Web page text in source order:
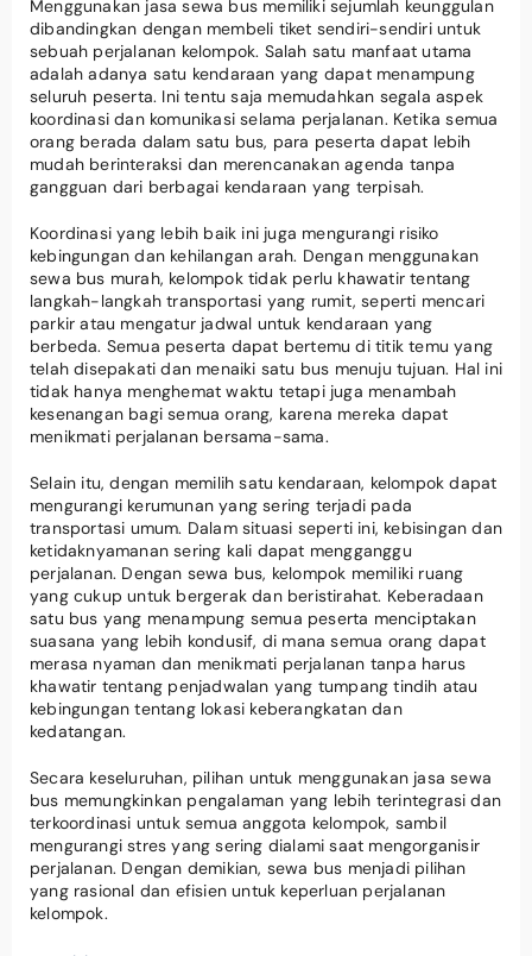
Menggunakan jasa sewa bus memiliki sejumlah keunggulan
dibandingkan dengan membeli tiket sendiri-sendiri untuk
sebuah perjalanan kelompok. Salah satu manfaat utama
adalah adanya satu kendaraan yang dapat menampung
seluruh peserta. Ini tentu saja memudahkan segala aspek
koordinasi dan komunikasi selama perjalanan. Ketika semua
orang berada dalam satu bus, para peserta dapat lebih
mudah berinteraksi dan merencanakan agenda tanpa
gangguan dari berbagai kendaraan yang terpisah.
Koordinasi yang lebih baik ini juga mengurangi risiko
kebingungan dan kehilangan arah. Dengan menggunakan
sewa bus murah, kelompok tidak perlu khawatir tentang
langkah-langkah transportasi yang rumit, seperti mencari
parkir atau mengatur jadwal untuk kendaraan yang
berbeda. Semua peserta dapat bertemu di titik temu yang
telah disepakati dan menaiki satu bus menuju tujuan. Hal ini
tidak hanya menghemat waktu tetapi juga menambah
kesenangan bagi semua orang, karena mereka dapat
menikmati perjalanan bersama-sama.
Selain itu, dengan memilih satu kendaraan, kelompok dapat
mengurangi kerumunan yang sering terjadi pada
transportasi umum. Dalam situasi seperti ini, kebisingan dan
ketidaknyamanan sering kali dapat mengganggu
perjalanan. Dengan sewa bus, kelompok memiliki ruang
yang cukup untuk bergerak dan beristirahat. Keberadaan
satu bus yang menampung semua peserta menciptakan
suasana yang lebih kondusif, di mana semua orang dapat
merasa nyaman dan menikmati perjalanan tanpa harus
khawatir tentang penjadwalan yang tumpang tindih atau
kebingungan tentang lokasi keberangkatan dan
kedatangan.
Secara keseluruhan, pilihan untuk menggunakan jasa sewa
bus memungkinkan pengalaman yang lebih terintegrasi dan
terkoordinasi untuk semua anggota kelompok, sambil
mengurangi stres yang sering dialami saat mengorganisir
perjalanan. Dengan demikian, sewa bus menjadi pilihan
yang rasional dan efisien untuk keperluan perjalanan
kelompok.